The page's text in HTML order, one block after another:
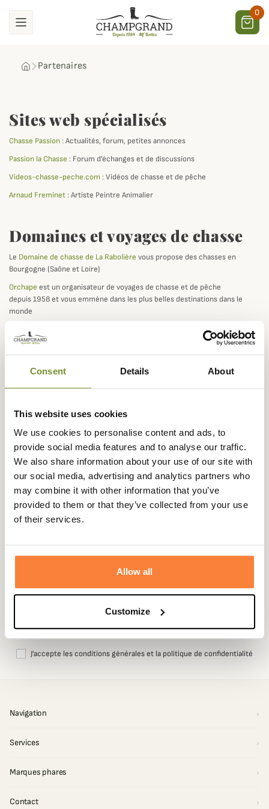
Consent Details About
This website uses cookies
We use cookies to personalise content and ads, to
provide social media features and to analyse our traffic.
We also share information about your use of our site with
our social media, advertising and analytics partners who
may combine it with other information that you’ve
provided to them or that they’ve collected from your use
of their services.
Allow all
Customize
0
Partenaires
Sites web spécialisés
Chasse Passion: Actualités, forum, petites annonces
Passion la Chasse : Forum d'échanges et de discussions
Videos-chasse-peche.com :Vidéos de chasse et de pêche
Arnaud Freminet: Artiste Peintre Animalier
Domaines et voyages de chasse
Le Domaine de chasse de La Rabolière vous propose des chasses en
Bourgogne (Saône et Loire)
Orchape est un organisateur de voyages de chasse et de pêche
depuis 1958 et vous emmène dans les plus belles destinations dans le
monde
Vous souhaitez collaborer avec
Champgrand ?
Vous êtes influenceur sur les réseaux sociaux (Facebook, Instagram,
Faites nous part de votre proposition à l'adresse suivante :
contact@champgrand.fr et nous l'étudierons avec plaisir !
Rejoignez la communauté
Champgrand
S'inscrire
Vous pouvez vous désinscrire à tout moment. Nos coordonnées à cet effet se
trouvent dans les conditions d’utilisation du site.
J'accepte les conditions générales et la politique de confidentialité
Navigation
Services
Marques phares
Contact